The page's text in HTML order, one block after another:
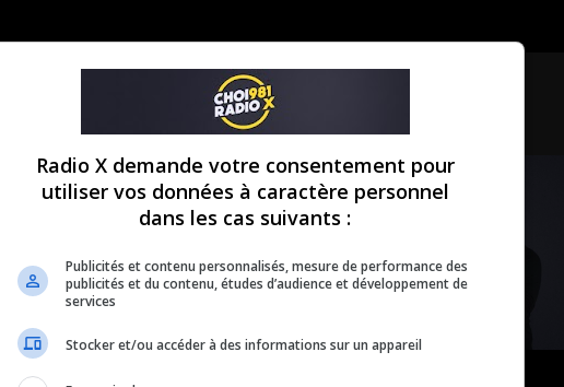
Radio X demande votre consentement pour
utiliser vos données à caractère personnel
dans les cas suivants :
Publicités et contenu personnalisés, mesure de performance des
publicités et du contenu, études d’audience et développement de
services
Stocker et/ou accéder à des informations sur un appareil